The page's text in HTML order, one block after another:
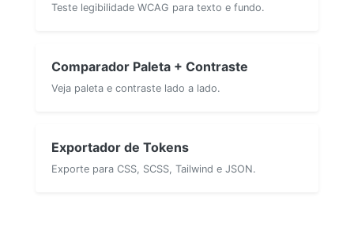
Teste legibilidade WCAG para texto e fundo.
Comparador Paleta + Contraste
Veja paleta e contraste lado a lado.
Exportador de Tokens
Exporte para CSS, SCSS, Tailwind e JSON.